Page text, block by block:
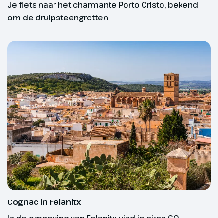
Je fiets naar het charmante Porto Cristo, bekend
om de druipsteengrotten.
Cognac in Felanitx
bereik je de badplaats Colonia de
San Jordi. (ca. 61 km)
Hoogtepunt
In het verkeer ben je als fietser kwetsbaarder. Het
is daarom slim om tijdens het fietsen een helm te
dragen.
Fietsniveaus